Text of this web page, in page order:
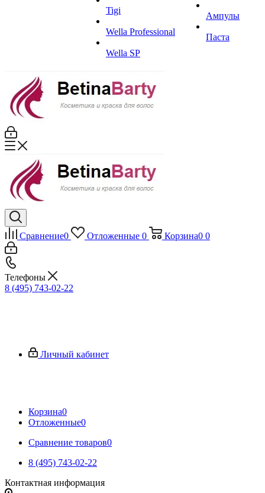
Tigi
Wella Professional
Wella SP
Ампулы
Паста
Сравнение0 Отложенные 0 Корзина0 0
Телефоны
8 (495) 743-02-22
Личный кабинет
Корзина0
Отложенные0
Сравнение товаров0
8 (495) 743-02-22
Контактная информация